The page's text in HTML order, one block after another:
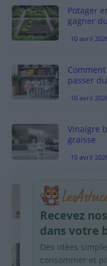
Potager
gagner
10 avril
passer
10 avril
Vinaigre
graisse
10 avril
Taches
9 avril 2026
Produits
courses
Recevez
dans votre
Des idées
consommer et